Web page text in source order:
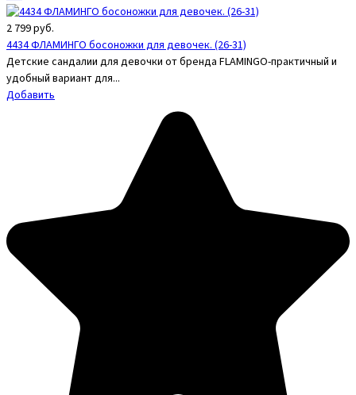
2 799руб.
4434 ФЛАМИНГО босоножки для девочек. (26-31)
Детские сандалии для девочки от бренда FLAMINGO-практичный и
удобный вариант для...
Добавить